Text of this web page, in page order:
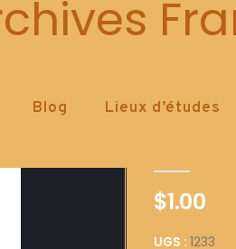
Blog Lieux d’études
1233
$1.00
UGS : 1233